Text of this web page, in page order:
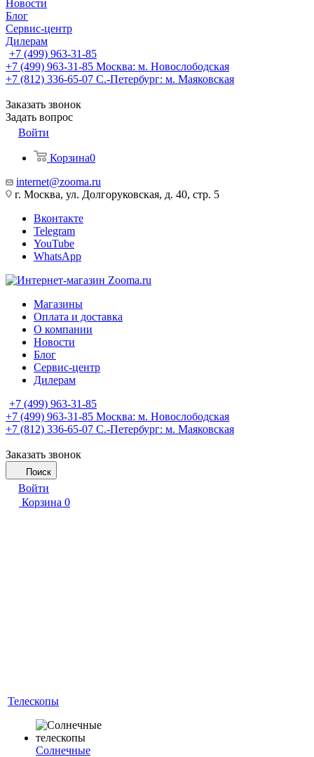
Новости
Блог
Сервис-центр
Дилерам
+7 (499) 963-31-85
+7 (499) 963-31-85 Москва: м. Новослободская
+7 (812) 336-65-07 С.-Петербург: м. Маяковская
Заказать звонок
Задать вопрос
Войти
Корзина0
internet@zooma.ru
г. Москва, ул. Долгоруковская, д. 40, стр. 5
Вконтакте
Telegram
YouTube
WhatsApp
Магазины
Оплата и доставка
О компании
Новости
Блог
Сервис-центр
Дилерам
+7 (499) 963-31-85
+7 (499) 963-31-85 Москва: м. Новослободская
+7 (812) 336-65-07 С.-Петербург: м. Маяковская
Заказать звонок
Поиск
Войти
Корзина 0
Телескопы
Солнечные